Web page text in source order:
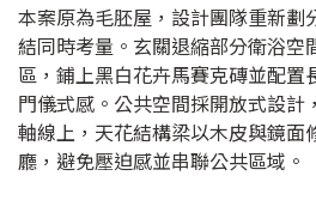
本案原為毛胚屋，設計團隊重新劃
結同時考量。玄關退縮部分衛浴空
區，鋪上黑白花卉馬賽克磚並配置
門儀式感。公共空間採開放式設計
軸線上，天花結構梁以木皮與鏡面
廳，避免壓迫感並串聯公共區域。